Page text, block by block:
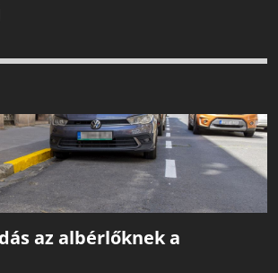
az albérlőknek a